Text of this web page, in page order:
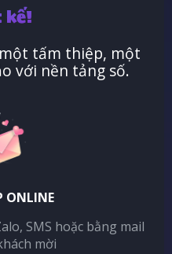
tấm thiệp, một
với nền tảng số.
ONLINE
SMS hoặc bằng mail
mời